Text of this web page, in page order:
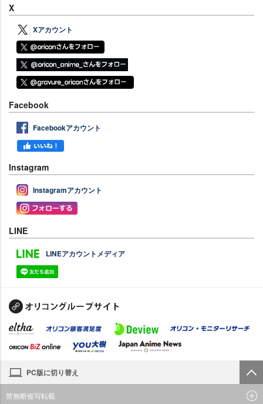
X
Xアカウント
Facebook
Facebookアカウント
Instagram
Instagramアカウント
LINE
LINEアカウントメディア
PC版に切り替え
禁無断複写転載